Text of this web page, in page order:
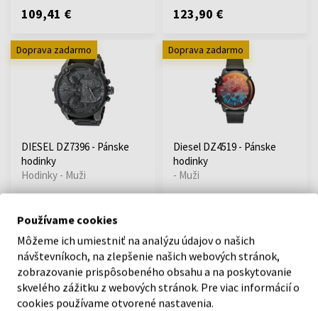
109,41 € 123,90 €
Doprava zadarmo
DIESEL DZ7396 - Pánske
hodinky
Hodinky - Muži
Na sklade
119,95 €
Doprava zadarmo
Diesel DZ4519 - Pánske
hodinky
- Muži
Na sklade
198,80 €
Doprava zadarmo Doprava zadarmo
Používame cookies
Môžeme ich umiestniť na analýzu údajov o našich
návštevníkoch, na zlepšenie našich webových stránok,
zobrazovanie prispôsobeného obsahu a na poskytovanie
skvelého zážitku z webových stránok. Pre viac informácií o
cookies používame otvorené nastavenia.